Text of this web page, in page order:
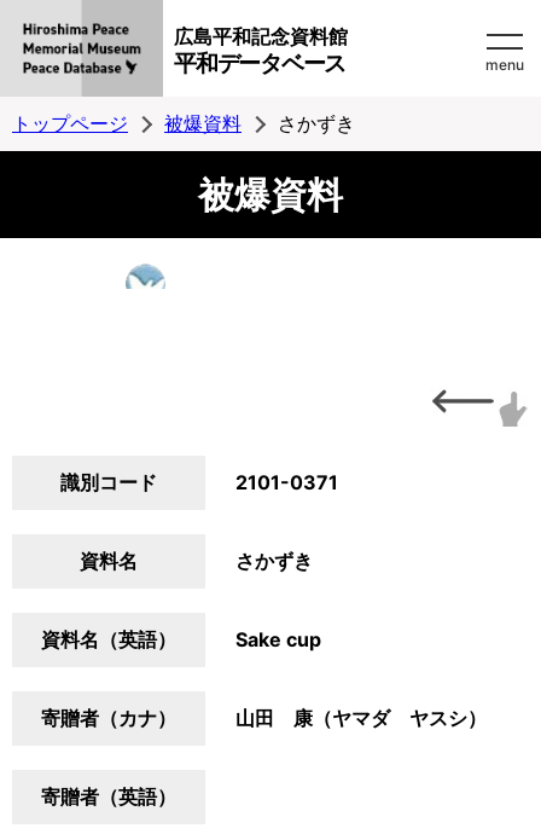
広島平和記念資料館
平和データベース menu
トップページ 被爆資料 さかずき
被爆資料
識別コード 2101-0371
資料名 さかずき
資料名（英語） Sake cup
寄贈者（カナ） 山田 康（ヤマダ ヤスシ）
寄贈者（英語）